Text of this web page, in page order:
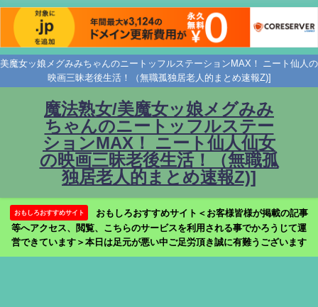
美魔女ッ娘メグみみちゃんのニートッフルステーションMAX！ ニート仙人の
映画三昧老後生活！（無職孤独居老人的まとめ速報Z)]
魔法熟女/美魔女ッ娘メグみみ
ちゃんのニートッフルステー
ションMAX！ ニート仙人仙女
の映画三昧老後生活！（無職孤
独居老人的まとめ速報Z)]
おもしろおすすめサイト
おもしろおすすめサイト＜お客様皆様が掲載の記事
等へアクセス、閲覧、こちらのサービスを利用される事でかろうじて運
営できています＞本日は足元が悪い中ご足労頂き誠に有難うございます